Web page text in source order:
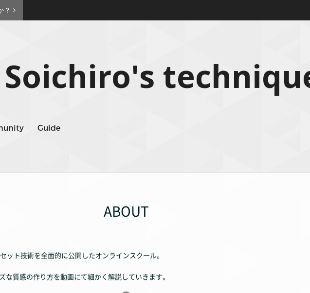
？
Guide
ABOUT
ット技術を全面的に公開したオンラインスクール。
質感の作り方を動画にて細かく解説していきます。